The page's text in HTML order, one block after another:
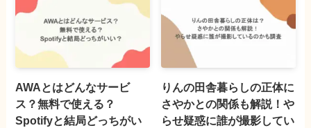
AWAとはどんなサービ
ス？無料で使える？
Spotifyと結局どっちがい
りんの田舎暮らしの正体に
さやかとの関係も解説！や
らせ疑惑に誰が撮影してい